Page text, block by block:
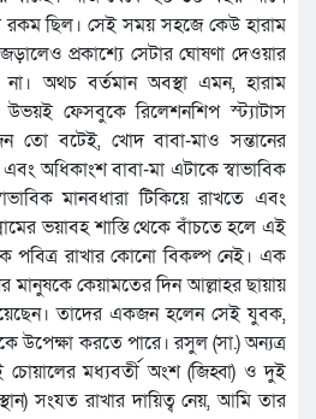
রকম ছিল। সেই সময় সহজে কেউ হারাম
প্রকাশ্যে সেটার ঘোষণা দেওয়ার
অথচ বর্তমান অবস্থা এমন, হারাম
উভয়ই ফেসবুকে রিলেশনশিপ স্ট্যাটাস
তো বটেই, খোদ বাবা-মাও সন্তানের
অধিকাংশ বাবা-মা এটাকে স্বাভাবিক
মানবধারা টিকিয়ে রাখতে এবং
ভয়াবহ শাস্তি থেকে বাঁচতে হলে এই
পবিত্র রাখার কোনো বিকল্প নেই। এক
মানুষকে কেয়ামতের দিন আল্লাহর ছায়ায়
তাদের একজন হলেন সেই যুবক,
উপেক্ষা করতে পারে। রসুল (সা.) অন্যত্র
চোয়ালের মধ্যবর্তী অংশ (জিহ্বা) ও দুই
সংযত রাখার দায়িত্ব নেয়, আমি তার